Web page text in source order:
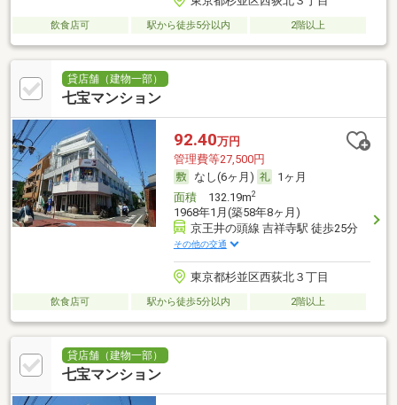
飲食店可 駅から徒歩5分以内 2階以上
貸店舗（建物一部）
七宝マンション
92.40万円
管理費等27,500円
なし(6ヶ月)
1ヶ月
面積132.19m2
1968年1月(築58年8ヶ月)
京王井の頭線 吉祥寺駅 徒歩25分
その他の交通
東京都杉並区西荻北３丁目
飲食店可 駅から徒歩5分以内 2階以上
貸店舗（建物一部）
七宝マンション